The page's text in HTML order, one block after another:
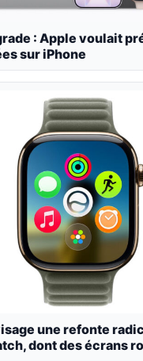
: Apple voulait
sur iPhone
une refonte
dont des écrans